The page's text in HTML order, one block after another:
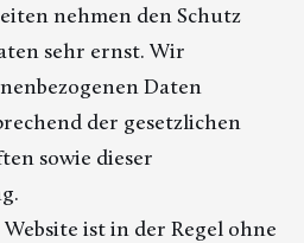
nehmen den Schutz
sehr ernst. Wir
Daten
der gesetzlichen
sowie dieser
ist in der Regel ohne